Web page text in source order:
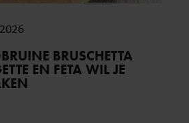
BRUSCHETTA
EN FETA WIL JE